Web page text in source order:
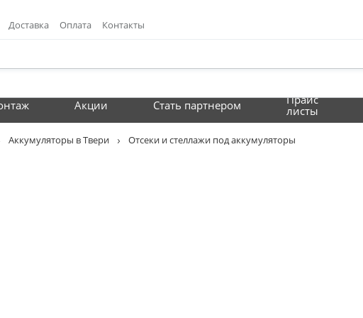
Доставка Оплата Контакты
Акции Стать партнером
Прайс
листы
Аккумуляторы в Твери Отсеки и стеллажи под аккумуляторы